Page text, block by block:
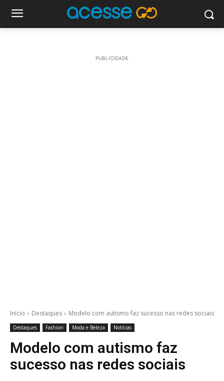
PUBLICIDADE
Início Destaques Modelo com autismo faz sucesso nas redes sociais
Destaques Fashion Moda e Beleza Notícias
Modelo com autismo faz
sucesso nas redes sociais